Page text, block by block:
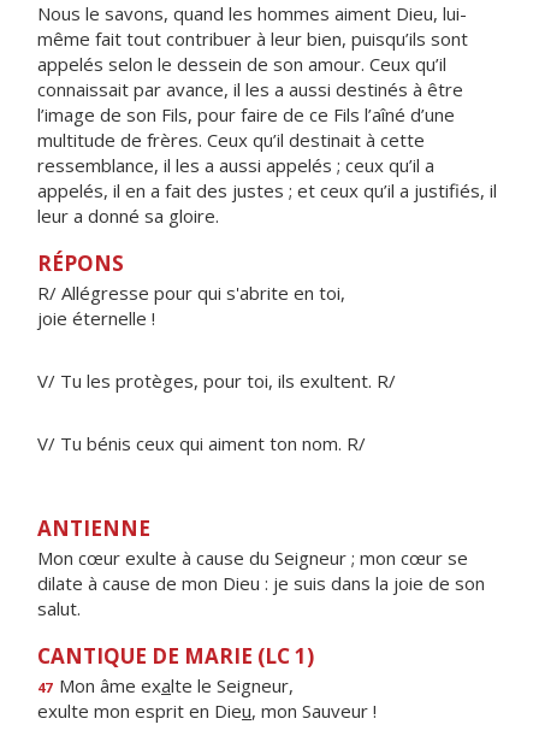
Nous le savons, quand les hommes aiment Dieu, lui-
même fait tout contribuer à leur bien, puisqu’ils sont
appelés selon le dessein de son amour. Ceux qu’il
connaissait par avance, il les a aussi destinés à être
l’image de son Fils, pour faire de ce Fils l’aîné d’une
multitude de frères. Ceux qu’il destinait à cette
ressemblance, il les a aussi appelés ; ceux qu’il a
appelés, il en a fait des justes ; et ceux qu’il a justifiés, il
leur a donné sa gloire.
RÉPONS
R/ Allégresse pour qui s'abrite en toi,
joie éternelle !
V/ Tu les protèges, pour toi, ils exultent. R/
V/ Tu bénis ceux qui aiment ton nom. R/
ANTIENNE
Mon cœur exulte à cause du Seigneur ; mon cœur se
dilate à cause de mon Dieu : je suis dans la joie de son
salut.
CANTIQUE DE MARIE (LC 1)
47 Mon âme exalte le Seigneur,
exulte mon esprit en Dieu, mon Sauveur !